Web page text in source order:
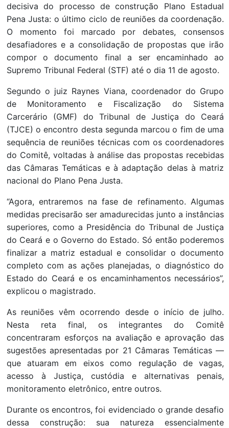
decisiva do processo de construção Plano Estadual
Pena Justa: o último ciclo de reuniões da coordenação.
O momento foi marcado por debates, consensos
desafiadores e a consolidação de propostas que irão
compor o documento final a ser encaminhado ao
Supremo Tribunal Federal (STF) até o dia 11 de agosto.
Segundo o juiz Raynes Viana, coordenador do Grupo
de Monitoramento e Fiscalização do Sistema
Carcerário (GMF) do Tribunal de Justiça do Ceará
(TJCE) o encontro desta segunda marcou o fim de uma
sequência de reuniões técnicas com os coordenadores
do Comitê, voltadas à análise das propostas recebidas
das Câmaras Temáticas e à adaptação delas à matriz
nacional do Plano Pena Justa.
“Agora, entraremos na fase de refinamento. Algumas
medidas precisarão ser amadurecidas junto a instâncias
superiores, como a Presidência do Tribunal de Justiça
do Ceará e o Governo do Estado. Só então poderemos
finalizar a matriz estadual e consolidar o documento
completo com as ações planejadas, o diagnóstico do
Estado do Ceará e os encaminhamentos necessários”,
explicou o magistrado.
As reuniões vêm ocorrendo desde o início de julho.
Nesta reta final, os integrantes do Comitê
concentraram esforços na avaliação e aprovação das
sugestões apresentadas por 21 Câmaras Temáticas —
que atuaram em eixos como regulação de vagas,
acesso à Justiça, custódia e alternativas penais,
monitoramento eletrônico, entre outros.
Durante os encontros, foi evidenciado o grande desafio
dessa construção: sua natureza essencialmente